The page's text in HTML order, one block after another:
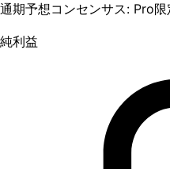
通期予想コンセンサス: Pro限
純利益